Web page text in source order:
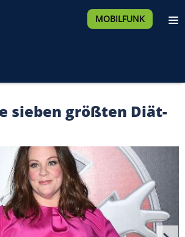
MOBILFUNK
sieben größten Diät-